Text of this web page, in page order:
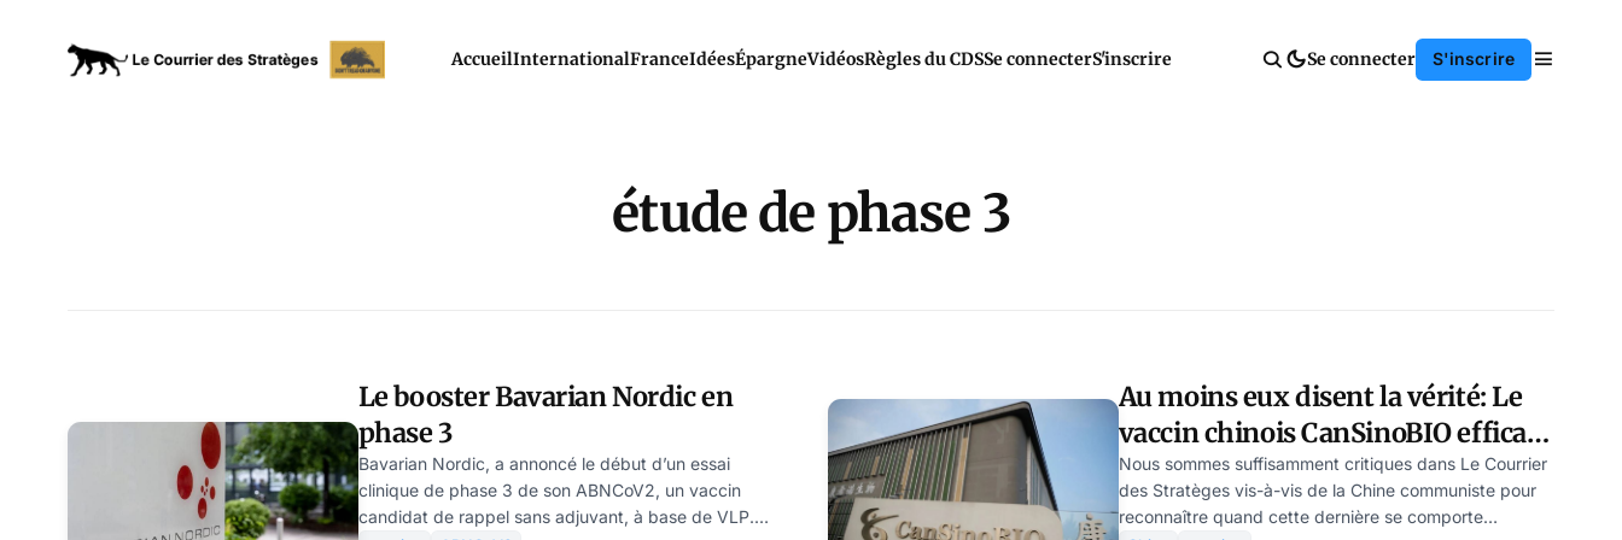
AccueilInternationalFranceIdéesÉpargneVidéosRègles du CDSSe connecterS'inscrire Se connecter S'inscrire
étude de phase 3
Le booster Bavarian Nordic en
phase 3
Bavarian Nordic, a annoncé le début d’un essai
clinique de phase 3 de son ABNCoV2, un vaccin
candidat de rappel sans adjuvant, à base de VLP.
Au moins eux disent la vérité: Le
vaccin chinois CanSinoBIO efficace
à 57,5 % contre le COVID lors d’une
étude de phase III
Nous sommes suffisamment critiques dans Le Courrier
des Stratèges vis-à-vis de la Chine communiste pour
reconnaître quand cette dernière se comporte